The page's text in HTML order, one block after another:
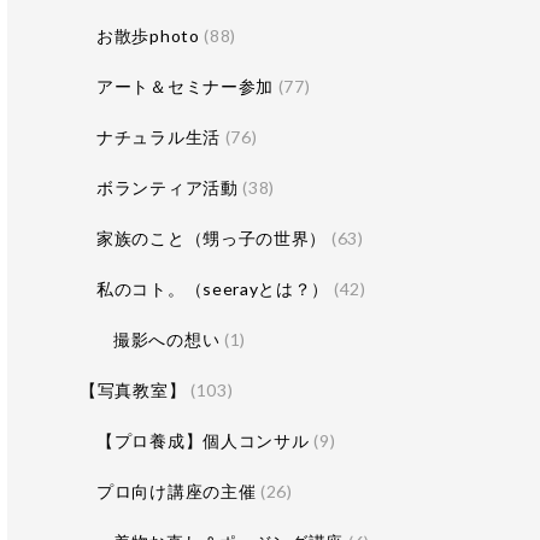
お散歩photo (88)
アート＆セミナー参加 (77)
ナチュラル生活 (76)
ボランティア活動 (38)
家族のこと（甥っ子の世界） (63)
私のコト。（seerayとは？） (42)
撮影への想い (1)
【写真教室】 (103)
【プロ養成】個人コンサル (9)
プロ向け講座の主催 (26)